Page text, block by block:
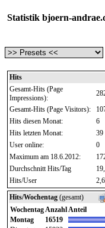
Statistik bjoern-
Hits
Gesamt-Hits (Page
Impressions):
Gesamt-Hits (Page Visitors):
Hits diesen Monat:
6
Hits letzten Monat:
39
User online:
0
Maximum am 18.6.2012:
Durchschnitt Hits/Tag
Hits/User
Hits/Wochentag (gesamt)
Wochentag Anzahl Anteil
Montag
16519